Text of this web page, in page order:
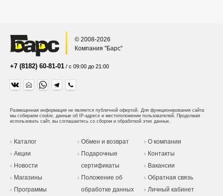
© 2008-2026
Компания "Барс"
+7 (8182) 60-81-01 / с 09:00 до 21:00
Размещенная информация не является публичной офертой. Для функционирования сайта
мы собираем cookie, данные об IP-адресе и местоположении пользователей. Продолжая
использовать сайт, вы соглашаетесь со сбором и обработкой этих данных.
Каталог
Акции
Новости
Магазины
Программы
Обмен и возврат
Подарочные
сертификаты
Положение об
обработке данных
О компании
Контакты
Вакансии
Обратная связь
Личный кабинет